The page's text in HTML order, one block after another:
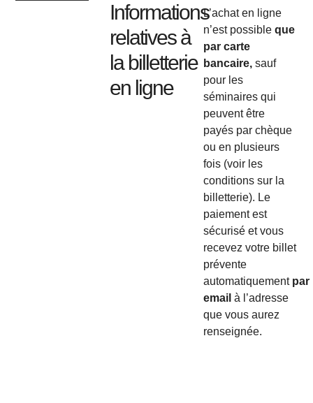
Informations
relatives à
la billetterie
en ligne
L’achat en ligne
n’est possibleque
par carte
bancaire, sauf
pour les
séminaires qui
peuvent être
payés par chèque
ou en plusieurs
fois (voir les
conditions sur la
billetterie). Le
paiement est
sécurisé et vous
recevez votre billet
prévente
automatiquement par
email à l’adresse
que vous aurez
renseignée.